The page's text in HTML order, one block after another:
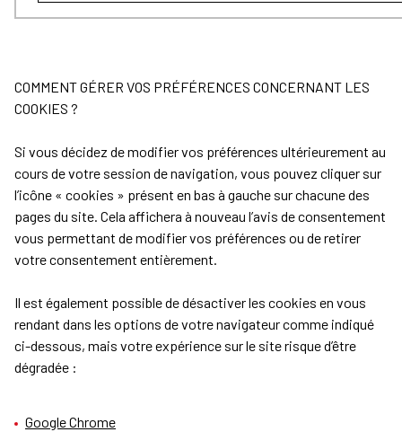
COMMENT GÉRER VOS PRÉFÉRENCES CONCERNANT LES
COOKIES ?
Si vous décidez de modifier vos préférences ultérieurement au
cours de votre session de navigation, vous pouvez cliquer sur
l’icône « cookies » présent en bas à gauche sur chacune des
pages du site. Cela affichera à nouveau l’avis de consentement
vous permettant de modifier vos préférences ou de retirer
votre consentement entièrement.
Il est également possible de désactiver les cookies en vous
rendant dans les options de votre navigateur comme indiqué
ci-dessous, mais votre expérience sur le site risque d’être
dégradée :
Google Chrome